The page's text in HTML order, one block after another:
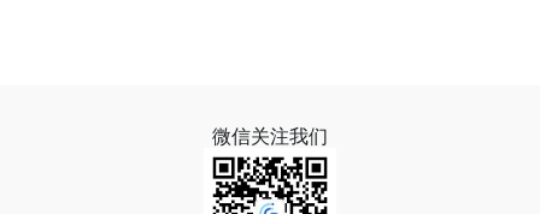
微信关注我们